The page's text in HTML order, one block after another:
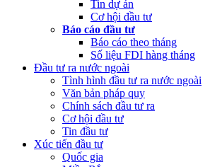
Tin dự án
Cơ hội đầu tư
Báo cáo đầu tư
Báo cáo theo tháng
Số liệu FDI hàng tháng
Đầu tư ra nước ngoài
Tình hình đầu tư ra nước ngoài
Văn bản pháp quy
Chính sách đầu tư ra
Cơ hội đầu tư
Tin đầu tư
Xúc tiến đầu tư
Quốc gia